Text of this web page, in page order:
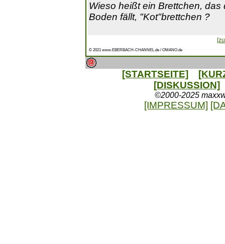
Wieso heißt ein Brettchen,
Boden fällt, "Kot"brettchen ?
© 2021 www.EBERBACH-CHANNEL.de / OMANO.de
[STARTSEITE]
[DISKUSSION]
©2000-2025
[IMPRESSUM]